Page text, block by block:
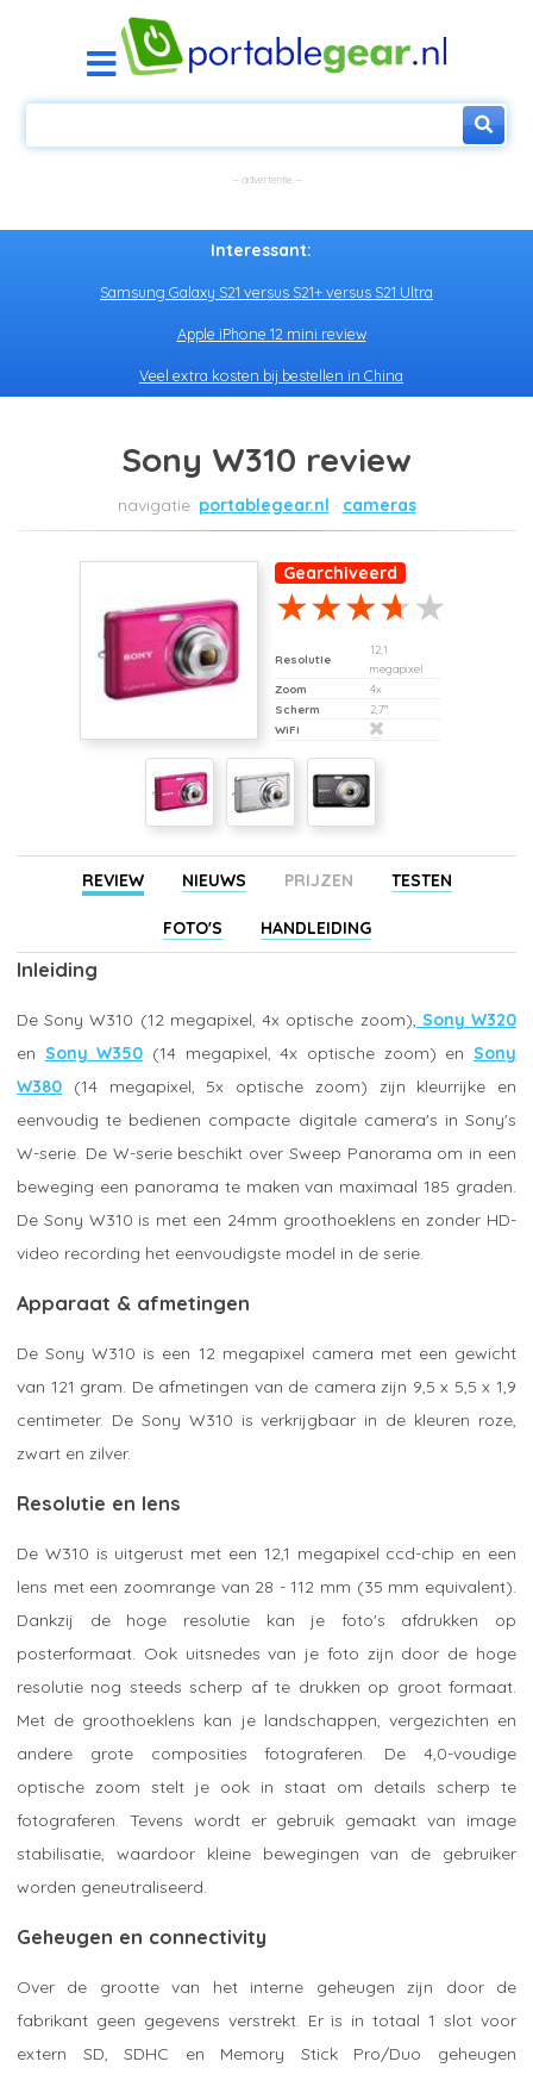
Interessant:
Samsung Galaxy S21 versus S21+ versus S21 Ultra
Apple iPhone 12 mini review
Veel extra kosten bij bestellen in China
Sony W310 review
portablegear.nl cameras
Gearchiveerd
Resolutie
12,1
megapixel
Zoom
4x
Scherm
2,7"
WiFi
REVIEW NIEUWS PRIJZEN TESTEN
FOTO'S HANDLEIDING
Inleiding
De Sony W310 (12 megapixel, 4x optische zoom), Sony W320
en Sony W350 (14 megapixel, 4x optische zoom) enSony
W380 (14 megapixel, 5x optische zoom) zijn kleurrijke en
eenvoudig te bedienen compacte digitale camera's in Sony's
W-serie. De W-serie beschikt over Sweep Panorama om in een
beweging een panorama te maken van maximaal 185 graden.
De Sony W310 is met een 24mm groothoeklens en zonder HD-
video recording het eenvoudigste model in de serie.
Apparaat & afmetingen
De Sony W310 is een 12 megapixel camera met een gewicht
van 121 gram. De afmetingen van de camera zijn 9,5 x 5,5 x 1,9
centimeter. De Sony W310 is verkrijgbaar in de kleuren roze,
zwart en zilver.
Resolutie en lens
De W310 is uitgerust met een 12,1 megapixel ccd-chip en een
lens met een zoomrange van 28 - 112 mm (35 mm equivalent).
Dankzij de hoge resolutie kan je foto's afdrukken op
posterformaat. Ook uitsnedes van je foto zijn door de hoge
resolutie nog steeds scherp af te drukken op groot formaat.
Met de groothoeklens kan je landschappen, vergezichten en
andere grote composities fotograferen. De 4,0-voudige
optische zoom stelt je ook in staat om details scherp te
fotograferen. Tevens wordt er gebruik gemaakt van image
stabilisatie, waardoor kleine bewegingen van de gebruiker
worden geneutraliseerd.
Geheugen en connectivity
Over de grootte van het interne geheugen zijn door de
fabrikant geen gegevens verstrekt. Er is in totaal 1 slot voor
extern SD, SDHC en Memory Stick Pro/Duo geheugen